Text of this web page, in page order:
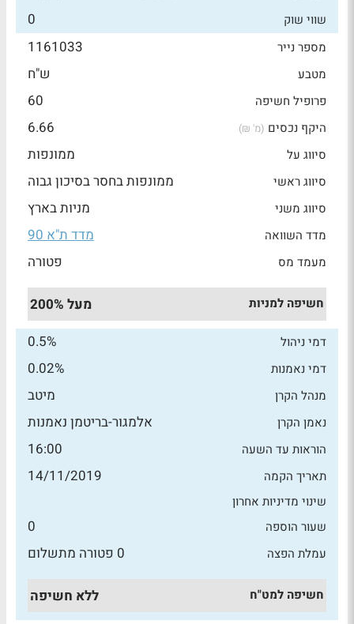
שווי שוק 0
מספר נייר 1161033
מטבע ש"ח
פרופיל חשיפה 60
היקף נכסים (מ' ₪) 6.66
סיווג על ממונפות
סיווג ראשי ממונפות בחסר בסיכון גבוה
סיווג משני מניות בארץ
מדד השוואה מדד ת"א 90
מעמד מס פטורה
חשיפה למניות מעל 200%
דמי ניהול 0.5%
דמי נאמנות 0.02%
מנהל הקרן מיטב
נאמן הקרן אלמגור-בריטמן נאמנות
הוראות עד השעה 16:00
תאריך הקמה 14/11/2019
שינוי מדיניות אחרון
שעור הוספה
0
עמלת הפצה 0 פטורה מתשלום
חשיפה למט"ח ללא חשיפה